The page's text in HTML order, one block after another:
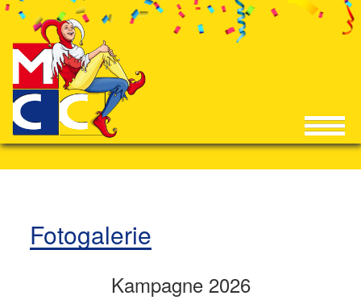
Fotogalerie
Kampagne 2026